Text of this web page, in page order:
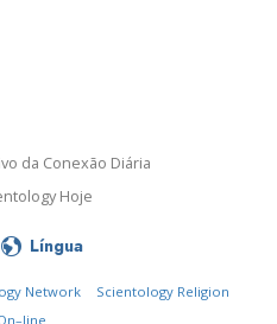
da Conexão Diária
Hoje
Língua
Network
Scientology Religion